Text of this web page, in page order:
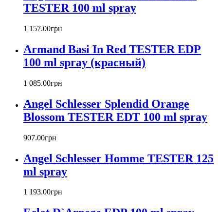
Barex
Beyonce
Biotherm
Blumarine
Bottega Veneta
Bourjois
Britney Spears
Burberry
Byblos
Byredo
Cacharel
Calvin Klein
TESTER 100 ml spray
1 157.00грн
Armand Basi In Red TESTER EDP
100 ml spray (красный)
1 085.00грн
Angel Schlesser Splendid Orange
Blossom TESTER EDT 100 ml spray
907.00грн
Angel Schlesser Homme TESTER 125
ml spray
1 193.00грн